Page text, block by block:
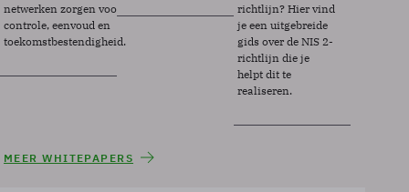
netwerken zorgen voor
controle, eenvoud en
toekomstbestendigheid.
richtlijn? Hier vind
je een uitgebreide
gids over de NIS 2-
richtlijn die je
helpt dit te
realiseren.
MEER WHITEPAPERS